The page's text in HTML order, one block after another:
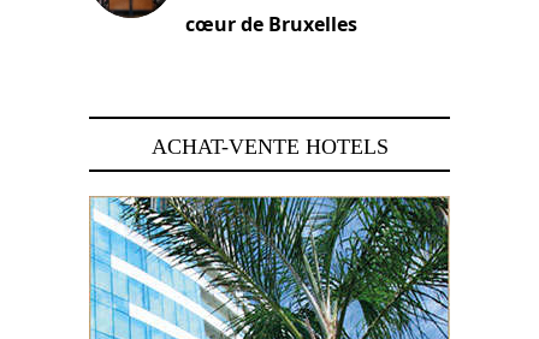
cœur de Bruxelles
ACHAT-VENTE HOTELS